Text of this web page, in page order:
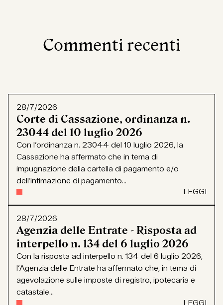
Commenti recenti
28/7/2026
Corte di Cassazione, ordinanza n.
23044 del 10 luglio 2026
Con l’ordinanza n. 23044 del 10 luglio 2026, la
Cassazione ha affermato che in tema di
impugnazione della cartella di pagamento e/o
dell’intimazione di pagamento...
LEGGI
28/7/2026
Agenzia delle Entrate - Risposta ad
interpello n. 134 del 6 luglio 2026
Con la risposta ad interpello n. 134 del 6 luglio 2026,
l’Agenzia delle Entrate ha affermato che, in tema di
agevolazione sulle imposte di registro, ipotecaria e
catastale...
LEGGI